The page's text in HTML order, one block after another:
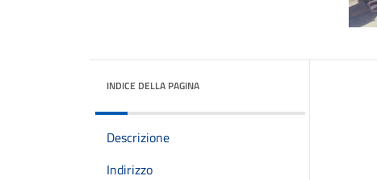
INDICE DELLA PAGINA
Descrizione
Indirizzo